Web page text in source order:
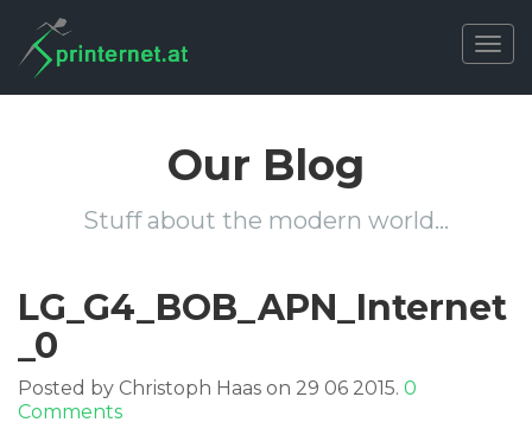
Our Blog
Stuff about the modern world…
LG_G4_BOB_APN_Internet
_0
Posted by Christoph Haas on 29 06 2015. 0
Comments